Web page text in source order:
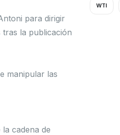
para dirigir
tras la publicación
manipular las
cadena de
WTI